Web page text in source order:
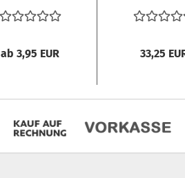
ab 3,95 EUR 33,25